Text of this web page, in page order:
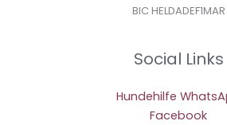
BIC HELDADEF1MAR
Social Links
Hundehilfe
Facebook